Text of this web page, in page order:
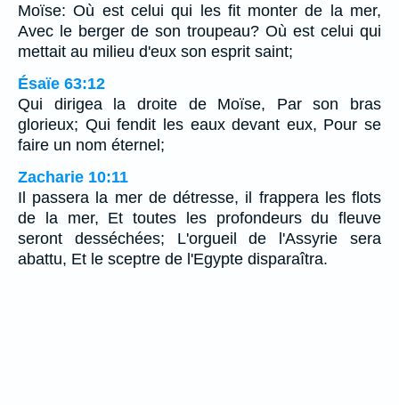
Moïse: Où est celui qui les fit monter de la mer,
Avec le berger de son troupeau? Où est celui qui
mettait au milieu d'eux son esprit saint;
Ésaïe 63:12
Qui dirigea la droite de Moïse, Par son bras
glorieux; Qui fendit les eaux devant eux, Pour se
faire un nom éternel;
Zacharie 10:11
Il passera la mer de détresse, il frappera les flots
de la mer, Et toutes les profondeurs du fleuve
seront desséchées; L'orgueil de l'Assyrie sera
abattu, Et le sceptre de l'Egypte disparaîtra.